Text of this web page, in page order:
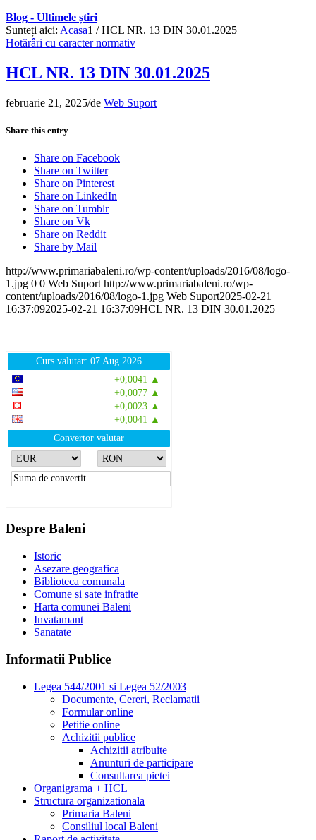
Blog - Ultimele știri
Sunteți aici: Acasa1 / HCL NR. 13 DIN 30.01.2025
Hotărâri cu caracter normativ
HCL NR. 13 DIN 30.01.2025
februarie 21, 2025/de Web Suport
Share this entry
Share on Facebook
Share on Twitter
Share on Pinterest
Share on LinkedIn
Share on Tumblr
Share on Vk
Share on Reddit
Share by Mail
http://www.primariabaleni.ro/wp-content/uploads/2016/08/logo-
1.jpg 0 0 Web Suport http://www.primariabaleni.ro/wp-
content/uploads/2016/08/logo-1.jpg Web Suport2025-02-21
16:37:092025-02-21 16:37:09HCL NR. 13 DIN 30.01.2025
Curs valutar: 07 Aug 2026
+0,0041 ▲
+0,0077 ▲
+0,0023 ▲
+0,0041 ▲
Convertor valutar
Despre Baleni
Istoric
Asezare geografica
Biblioteca comunala
Comune si sate infratite
Harta comunei Baleni
Invatamant
Sanatate
Informatii Publice
Legea 544/2001 si Legea 52/2003
Documente, Cereri, Reclamatii
Formular online
Petitie online
Achizitii publice
Achizitii atribuite
Anunturi de participare
Consultarea pietei
Organigrama + HCL
Structura organizationala
Primaria Baleni
Consiliul local Baleni